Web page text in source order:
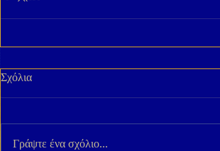
Σχόλια
Γράψτε ένα σχόλιο...